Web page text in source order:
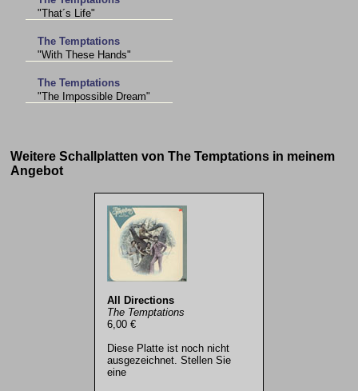
"That´s Life"
The Temptations
"With These Hands"
The Temptations
"The Impossible Dream"
Weitere Schallplatten von The Temptations in meinem
Angebot
All Directions
The Temptations
6,00 €
Diese Platte ist noch nicht
ausgezeichnet. Stellen Sie
eine